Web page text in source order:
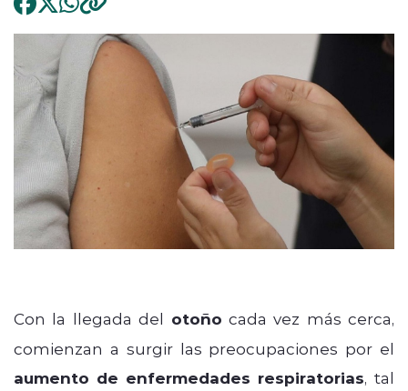
Con la llegada del otoño cada vez más cerca,
comienzan a surgir las preocupaciones por el
aumento de enfermedades respiratorias, tal